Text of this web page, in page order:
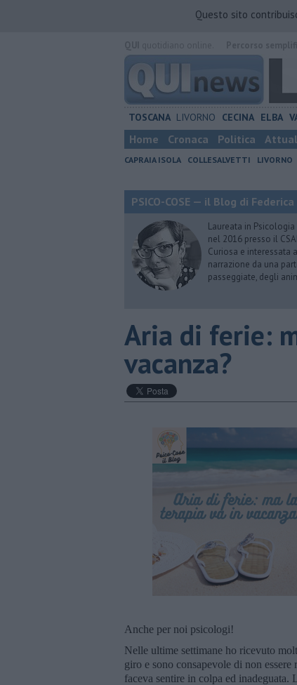
Questo sito
TOSCANA LIVORNO CECINA ELBA
Home Cronaca Politica
CAPRAIA ISOLA COLLESALVETTI LIVORNO
PSICO-COSE — il Blog di
Laureata in
nel 2016 presso il
Curiosa e interessata
narrazione da una
passeggiate, degli
​Aria di ferie:
vacanza?
Anche per noi psicologi!
Nelle ultime settimane ho ricevuto
giro e sono consapevole di non
faceva sentire in colpa ed